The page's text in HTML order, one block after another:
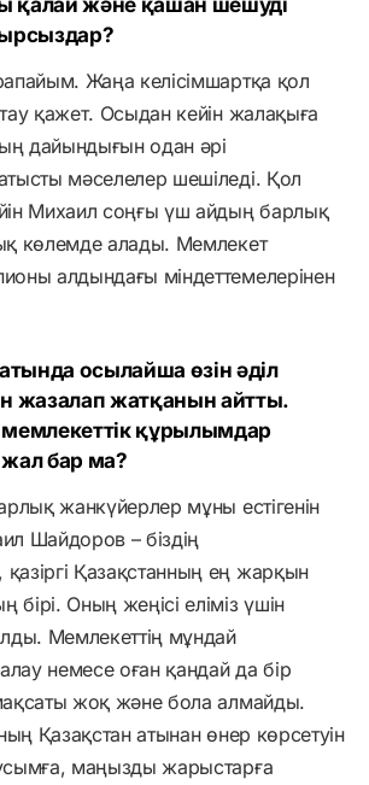
Жаңа келісімшартқа қол
қажет. Осыдан кейін жалақыға
дайындығын одан әрі
мәселелер шешіледі. Қол
Михаил соңғы үш айдың барлық
көлемде алады. Мемлекет
алдындағы міндеттемелерінен
осылайша өзін әділ
жазалап жатқанын айтты.
құрылымдар
бар ма?
жанкүйерлер мұны естігенін
Шайдоров – біздің
Қазақстанның ең жарқын
Оның жеңісі еліміз үшін
Мемлекеттің мұндай
немесе оған қандай да бір
жоқ және бола алмайды.
Қазақстан атынан өнер көрсетуін
маңызды жарыстарға